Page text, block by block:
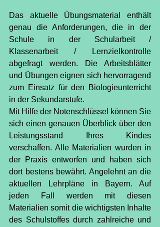
Das aktuelle Übungsmaterial enthält
genau die Anforderungen, die in der
Schule in der Schularbeit /
Klassenarbeit / Lernzielkontrolle
abgefragt werden. Die Arbeitsblätter
und Übungen eignen sich hervorragend
zum Einsatz für den Biologieunterricht
in der Sekundarstufe.
Mit Hilfe der Notenschlüssel können Sie
sich einen genauen Überblick über den
Leistungsstand Ihres Kindes
verschaffen. Alle Materialien wurden in
der Praxis entworfen und haben sich
dort bestens bewährt. Angelehnt an die
aktuellen Lehrpläne in Bayern. Auf
jeden Fall werden mit diesen
Materialien somit die wichtigsten Inhalte
des Schulstoffes durch zahlreiche und